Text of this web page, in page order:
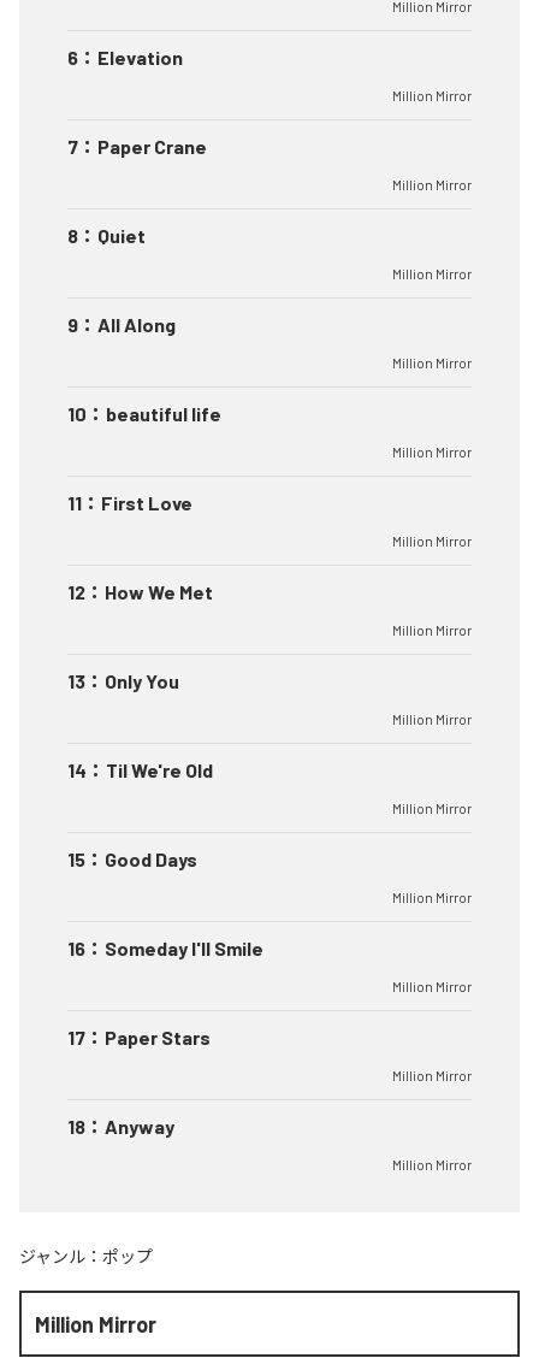
Million Mirror
6 ： Elevation
Million Mirror
7 ： Paper Crane
Million Mirror
8 ： Quiet
Million Mirror
9 ： All Along
Million Mirror
10 ： beautiful life
Million Mirror
11 ： First Love
Million Mirror
12 ： How We Met
Million Mirror
13 ： Only You
Million Mirror
14 ： Til We're Old
Million Mirror
15 ： Good Days
Million Mirror
16 ： Someday I'll Smile
Million Mirror
17 ： Paper Stars
Million Mirror
18 ： Anyway
Million Mirror
ジャンル： ポップ
Million Mirror